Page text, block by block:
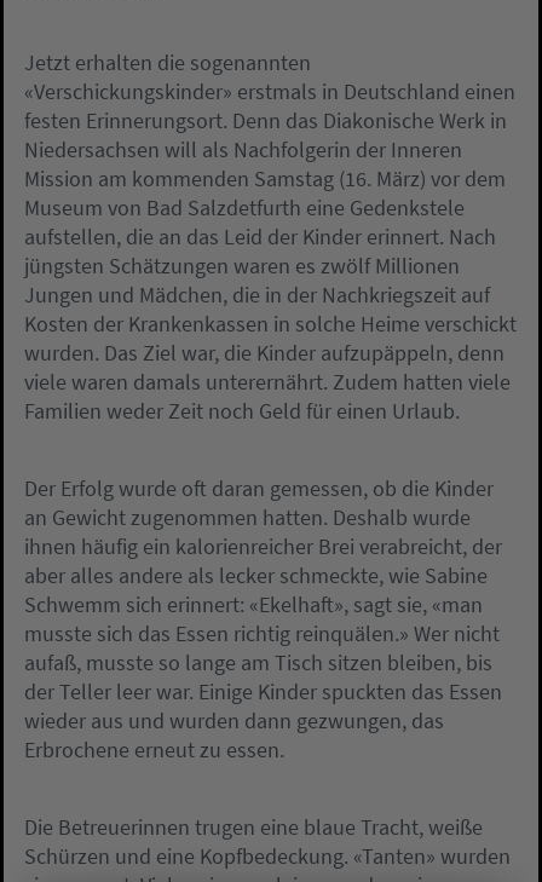
Jetzt erhalten die sogenannten
«Verschickungskinder» erstmals in Deutschland einen
festen Erinnerungsort. Denn das Diakonische Werk in
Niedersachsen will als Nachfolgerin der Inneren
Mission am kommenden Samstag (16. März) vor dem
Museum von Bad Salzdetfurth eine Gedenkstele
aufstellen, die an das Leid der Kinder erinnert. Nach
jüngsten Schätzungen waren es zwölf Millionen
Jungen und Mädchen, die in der Nachkriegszeit auf
Kosten der Krankenkassen in solche Heime verschickt
wurden. Das Ziel war, die Kinder aufzupäppeln, denn
viele waren damals unterernährt. Zudem hatten viele
Familien weder Zeit noch Geld für einen Urlaub.
Der Erfolg wurde oft daran gemessen, ob die Kinder
an Gewicht zugenommen hatten. Deshalb wurde
ihnen häufig ein kalorienreicher Brei verabreicht, der
aber alles andere als lecker schmeckte, wie Sabine
Schwemm sich erinnert: «Ekelhaft», sagt sie, «man
musste sich das Essen richtig reinquälen.» Wer nicht
aufaß, musste so lange am Tisch sitzen bleiben, bis
der Teller leer war. Einige Kinder spuckten das Essen
wieder aus und wurden dann gezwungen, das
Erbrochene erneut zu essen.
Die Betreuerinnen trugen eine blaue Tracht, weiße
Schürzen und eine Kopfbedeckung. «Tanten» wurden